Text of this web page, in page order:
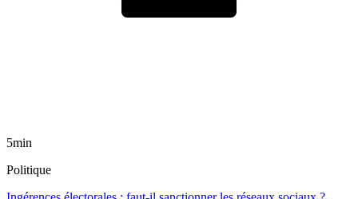
5min
Politique